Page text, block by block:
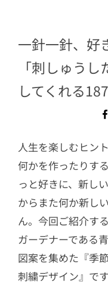
一針一針、好
「刺しゅう
してくれる
人生を楽しむヒン
何かを作ったりす
っと好きに、新し
からまた何か新し
ん。今回ご紹介す
ガーデナーである
図案を集めた『季
刺繍デザイン』で